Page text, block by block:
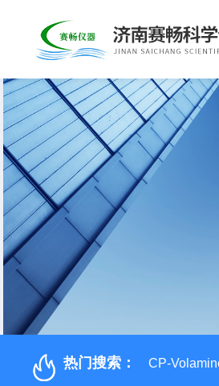
热门搜索： CP-